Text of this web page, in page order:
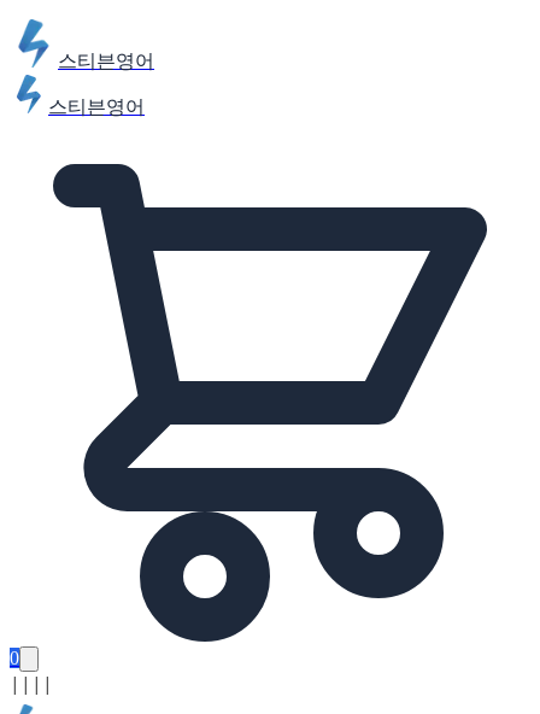
스티븐영어
스티븐영어
0